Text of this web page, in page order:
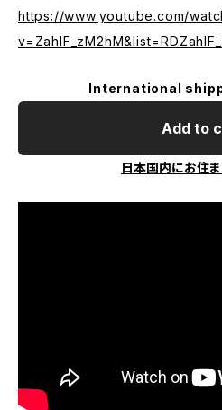
https://www.youtube.com/
International
Add to
日本国内にお住